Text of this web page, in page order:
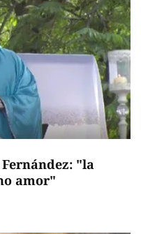
"la
amor"